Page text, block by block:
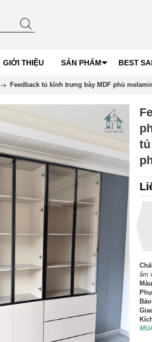
GIỚI THIỆU SẢN PHẨM BEST
Feedback tủ kính trưng bày MDF phủ
ẩm